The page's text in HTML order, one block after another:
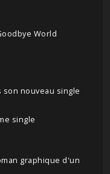
World
son nouveau single
single
graphique d'un